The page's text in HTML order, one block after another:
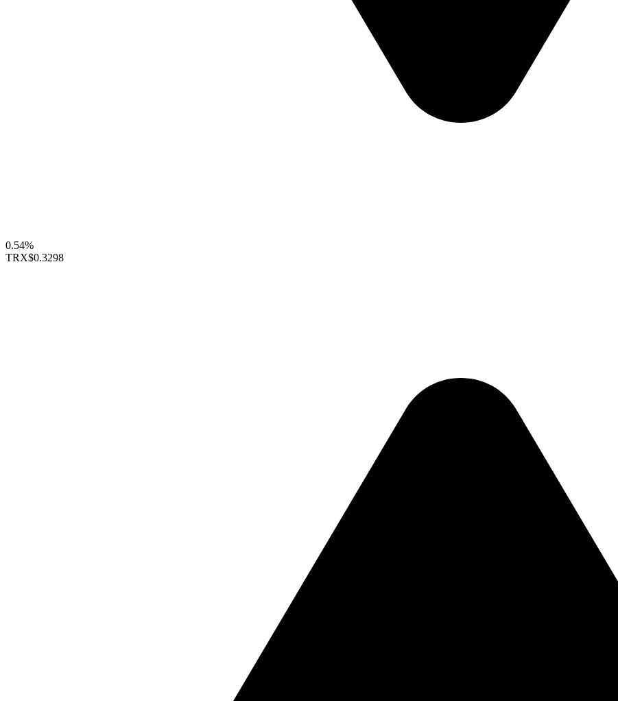
0.54%
TRX$0.3298